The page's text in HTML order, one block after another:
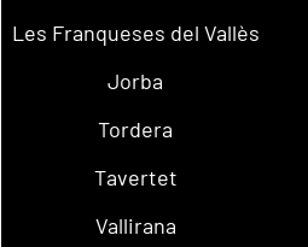
Les Franqueses del Vallès
Jorba
Tordera
Tavertet
Vallirana